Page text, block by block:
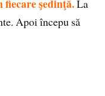
fiecare şedinţă.La
Apoi începu să